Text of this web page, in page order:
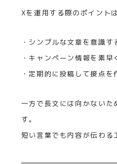
Xを運用する際のポイント
・シンプルな文章を意識す
・キャンペーン情報を素早
・定期的に投稿して接点を
一方で長文には向かないた
す。
短い言葉でも内容が伝わる